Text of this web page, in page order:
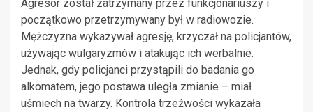
Agresor został zatrzymany przez funkcjonariuszy i
początkowo przetrzymywany był w radiowozie.
Mężczyzna wykazywał agresję, krzyczał na policjantów,
używając wulgaryzmów i atakując ich werbalnie.
Jednak, gdy policjanci przystąpili do badania go
alkomatem, jego postawa uległa zmianie – miał
uśmiech na twarzy. Kontrola trzeźwości wykazała